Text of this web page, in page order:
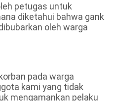
petugas untuk
diketahui bahwa gank
oleh warga
pada warga
kami yang tidak
mengamankan pelaku